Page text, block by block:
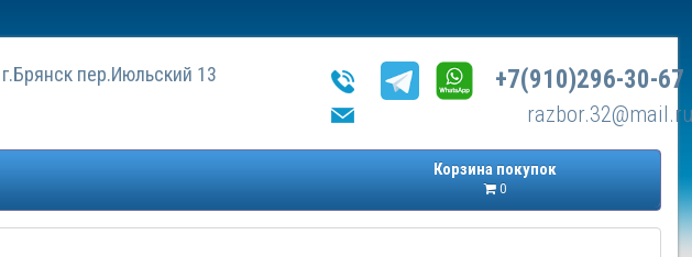
г.Брянск пер.Июльский 13 +7(910)296-30-67
Корзина покупок
0